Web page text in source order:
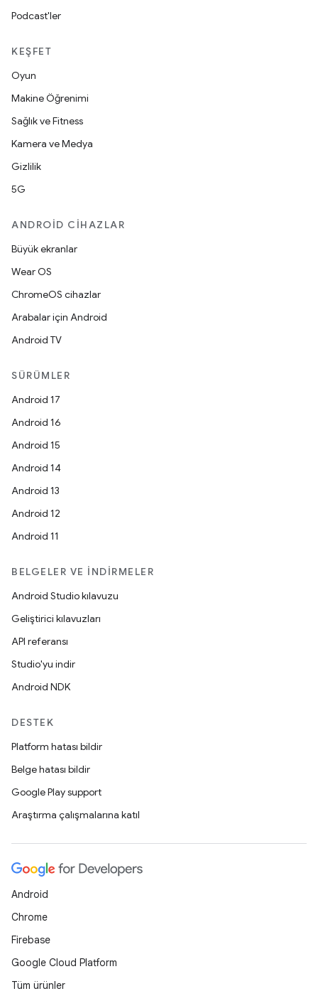
Podcast'ler
KEŞFET
Oyun
Makine Öğrenimi
Sağlık ve Fitness
Kamera ve Medya
Gizlilik
5G
ANDROID CIHAZLAR
Büyük ekranlar
Wear OS
ChromeOS cihazlar
Arabalar için Android
Android TV
SÜRÜMLER
Android 17
Android 16
Android 15
Android 14
Android 13
Android 12
Android 11
BELGELER VE İNDIRMELER
Android Studio kılavuzu
Geliştirici kılavuzları
API referansı
Studio'yu indir
Android NDK
DESTEK
Platform hatası bildir
Belge hatası bildir
Google Play support
Araştırma çalışmalarına katıl
Android
Chrome
Firebase
Google Cloud Platform
Tüm ürünler